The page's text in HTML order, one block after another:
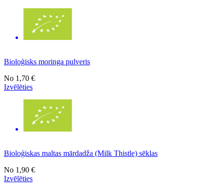
Bioloģisks moringa pulveris
No 1,70 €
Izvēlēties
Bioloģiskas maltas mārdadža (Milk Thistle) sēklas
No 1,90 €
Izvēlēties